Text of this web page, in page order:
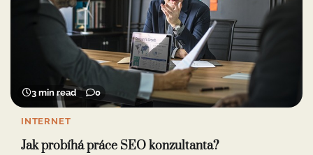
3 min read 0
INTERNET
Jak probíhá práce SEO konzultanta?